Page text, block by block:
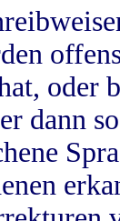
oder
dann